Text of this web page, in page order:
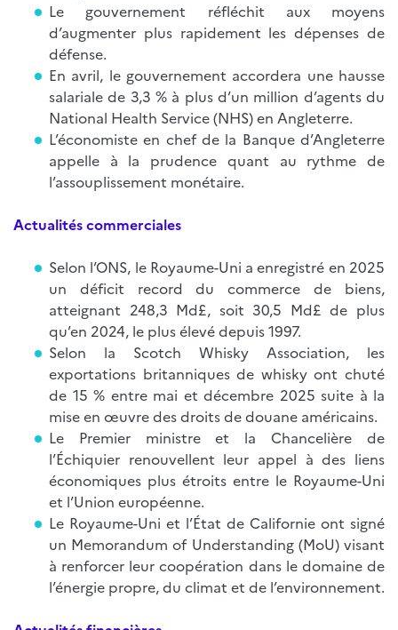
Le gouvernement réfléchit aux moyens
d’augmenter plus rapidement les dépenses de
défense.
En avril, le gouvernement accordera une hausse
salariale de 3,3 % à plus d’un million d’agents du
National Health Service (NHS) en Angleterre.
L’économiste en chef de la Banque d’Angleterre
appelle à la prudence quant au rythme de
l’assouplissement monétaire.
Actualités commerciales
Selon l’ONS, le Royaume-Uni a enregistré en 2025
un déficit record du commerce de biens,
atteignant 248,3 Md£, soit 30,5 Md£ de plus
qu’en 2024, le plus élevé depuis 1997.
Selon la Scotch Whisky Association, les
exportations britanniques de whisky ont chuté
de 15 % entre mai et décembre 2025 suite à la
mise en œuvre des droits de douane américains.
Le Premier ministre et la Chancelière de
l’Échiquier renouvellent leur appel à des liens
économiques plus étroits entre le Royaume-Uni
et l’Union européenne.
Le Royaume-Uni et l’État de Californie ont signé
un Memorandum of Understanding (MoU) visant
à renforcer leur coopération dans le domaine de
l’énergie propre, du climat et de l’environnement.